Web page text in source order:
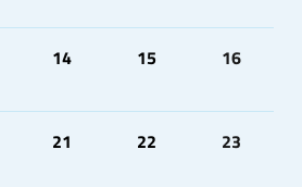
14 15 16
21 22 23